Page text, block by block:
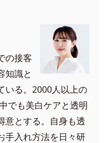
の接客
知識と
いる。2000人以上の
でも美白ケアと透明
意とする。自身も透
手入れ方法を日々研